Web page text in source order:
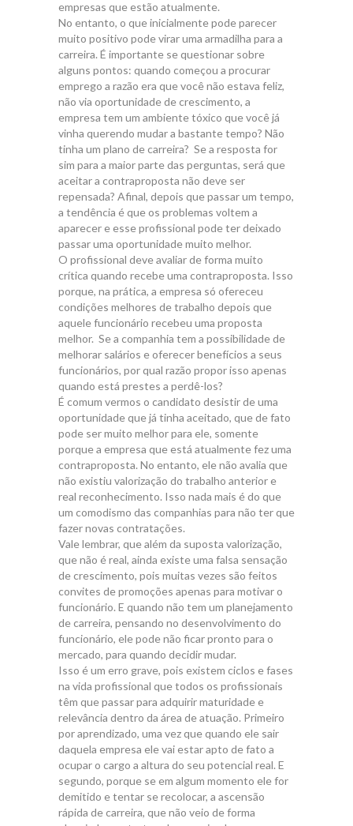
empresas que estão atualmente.
No entanto, o que inicialmente pode parecer
muito positivo pode virar uma armadilha para a
carreira. É importante se questionar sobre
alguns pontos: quando começou a procurar
emprego a razão era que você não estava feliz,
não via oportunidade de crescimento, a
empresa tem um ambiente tóxico que você já
vinha querendo mudar a bastante tempo? Não
tinha um plano de carreira? Se a resposta for
sim para a maior parte das perguntas, será que
aceitar a contraproposta não deve ser
repensada? Afinal, depois que passar um tempo,
a tendência é que os problemas voltem a
aparecer e esse profissional pode ter deixado
passar uma oportunidade muito melhor.
O profissional deve avaliar de forma muito
crítica quando recebe uma contraproposta. Isso
porque, na prática, a empresa só ofereceu
condições melhores de trabalho depois que
aquele funcionário recebeu uma proposta
melhor. Se a companhia tem a possibilidade de
melhorar salários e oferecer benefícios a seus
funcionários, por qual razão propor isso apenas
quando está prestes a perdê-los?
É comum vermos o candidato desistir de uma
oportunidade que já tinha aceitado, que de fato
pode ser muito melhor para ele, somente
porque a empresa que está atualmente fez uma
contraproposta. No entanto, ele não avalia que
não existiu valorização do trabalho anterior e
real reconhecimento. Isso nada mais é do que
um comodismo das companhias para não ter que
fazer novas contratações.
Vale lembrar, que além da suposta valorização,
que não é real, ainda existe uma falsa sensação
de crescimento, pois muitas vezes são feitos
convites de promoções apenas para motivar o
funcionário. E quando não tem um planejamento
de carreira, pensando no desenvolvimento do
funcionário, ele pode não ficar pronto para o
mercado, para quando decidir mudar.
Isso é um erro grave, pois existem ciclos e fases
na vida profissional que todos os profissionais
têm que passar para adquirir maturidade e
relevância dentro da área de atuação. Primeiro
por aprendizado, uma vez que quando ele sair
daquela empresa ele vai estar apto de fato a
ocupar o cargo a altura do seu potencial real. E
segundo, porque se em algum momento ele for
demitido e tentar se recolocar, a ascensão
rápida de carreira, que não veio de forma